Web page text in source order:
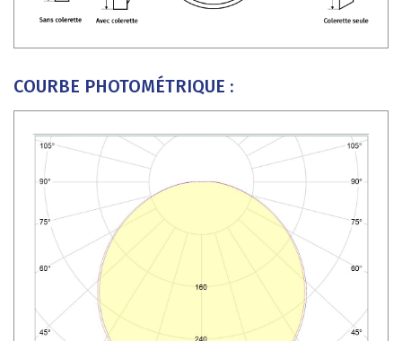
COURBE PHOTOMÉTRIQUE :